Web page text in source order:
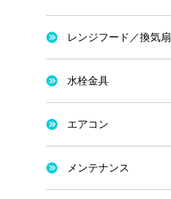
レンジフード／換気扇
水栓金具
エアコン
メンテナンス